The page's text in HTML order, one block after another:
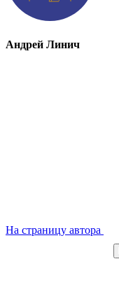
Андрей Линич
На страницу автора